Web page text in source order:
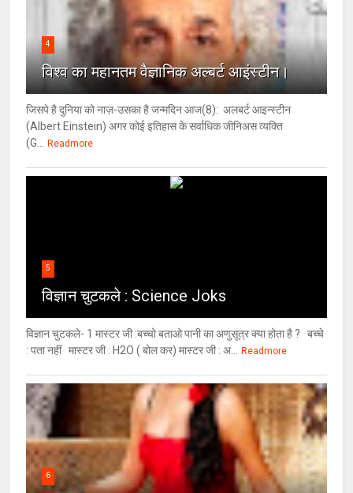
4
विश्‍व का महानतम वैज्ञानिक अल्बर्ट आइंस्टीन।
जिसपे है दुनिया को नाज़-उसका है जन्मदिन आज(8): अलबर्ट आइन्स्टीन
(Albert Einstein) अगर कोई इतिहास के सर्वाधिक जीनिअस व्यक्ति
(G... Readmore
5
विज्ञान चुटकले : Science Joks
विज्ञान चुटकले- 1 मास्टर जी :बच्चो बताओ पानी का अणुसूत्र क्या होता है ? बच्चे
: पता नहीं मास्टर जी : H2O ( बोल कर) मास्टर जी : अ... Readmore
6